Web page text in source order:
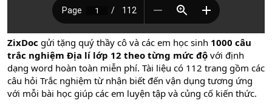
ZixDoc gửi tặng quý thầy cô và các em học sinh 1000 câu
trắc nghiệm Địa lí lớp 12 theo từng mức độ với định
dạng word hoàn toàn miễn phí. Tài liệu có 112 trang gồm các
câu hỏi Trắc nghiệm từ nhận biết đến vận dụng tương ứng
với mỗi bài học giúp các em luyện tập và củng cố kiến thức.